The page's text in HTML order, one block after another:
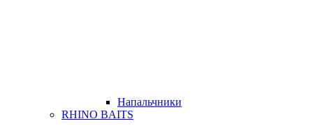
Напальчники
RHINO BAITS